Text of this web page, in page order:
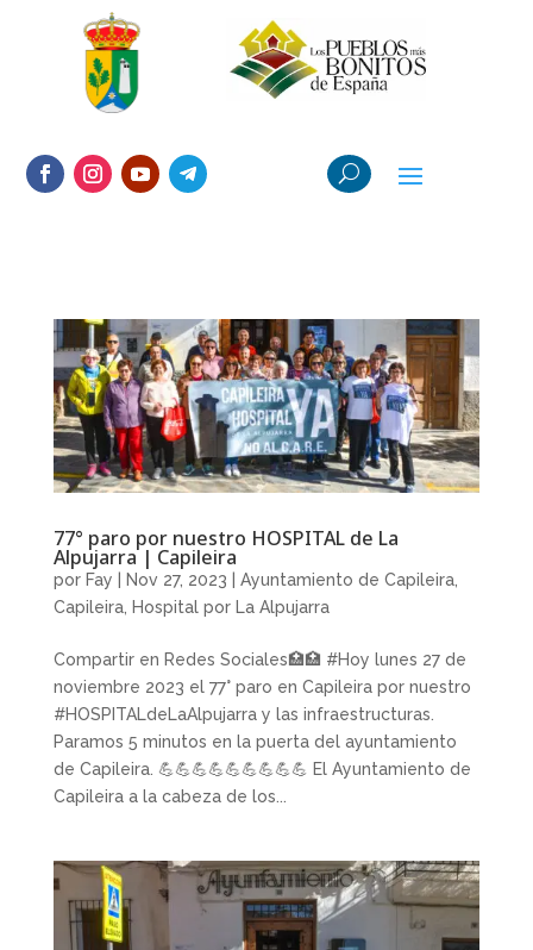
77° paro por nuestro HOSPITAL de La
Alpujarra | Capileira
por Fay | Nov 27, 2023 | Ayuntamiento de Capileira,
Capileira, Hospital por La Alpujarra
Compartir en Redes Sociales🏥🏥 #Hoy lunes 27 de
noviembre 2023 el 77° paro en Capileira por nuestro
#HOSPITALdeLaAlpujarra y las infraestructuras.
Paramos 5 minutos en la puerta del ayuntamiento
de Capileira. 💪💪💪💪💪💪💪💪💪 El Ayuntamiento de
Capileira a la cabeza de los...